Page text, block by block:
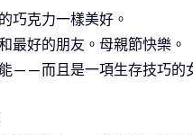
巧克力一樣美好。
最好的朋友。母親節快樂。
——而且是一項生存技巧的